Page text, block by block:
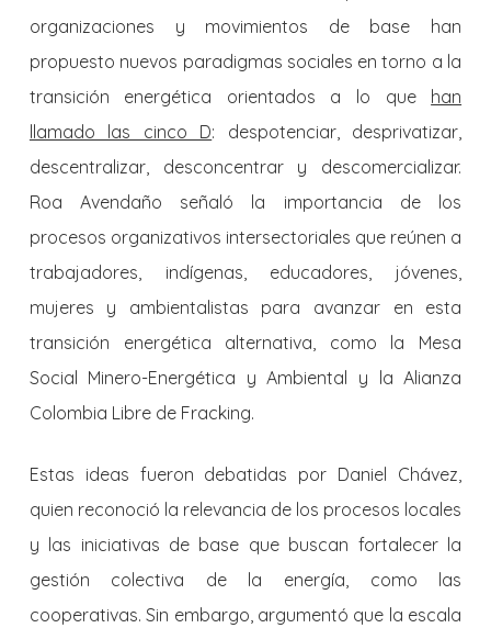
organizaciones y movimientos de base han
propuesto nuevos paradigmas sociales en torno a la
transición energética orientados a lo que han
llamado las cinco D: despotenciar, desprivatizar,
descentralizar, desconcentrar y descomercializar.
Roa Avendaño señaló la importancia de los
procesos organizativos intersectoriales que reúnen a
trabajadores, indígenas, educadores, jóvenes,
mujeres y ambientalistas para avanzar en esta
transición energética alternativa, como la Mesa
Social Minero-Energética y Ambiental y la Alianza
Colombia Libre de Fracking.
Estas ideas fueron debatidas por Daniel Chávez,
quien reconoció la relevancia de los procesos locales
y las iniciativas de base que buscan fortalecer la
gestión colectiva de la energía, como las
cooperativas. Sin embargo, argumentó que la escala